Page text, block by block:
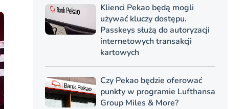
Klienci Pekao będą mogli
używać kluczy dostępu.
Passkeys służą do autoryzacji
internetowych transakcji
kartowych
Czy Pekao będzie oferować
punkty w programie Lufthansa
Group Miles & More?